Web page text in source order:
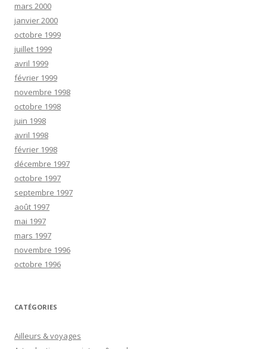
mars 2000
janvier 2000
octobre 1999
juillet 1999
avril 1999
février 1999
novembre 1998
octobre 1998
juin 1998
avril 1998
février 1998
décembre 1997
octobre 1997
septembre 1997
août 1997
mai 1997
mars 1997
novembre 1996
octobre 1996
CATÉGORIES
Ailleurs & voyages